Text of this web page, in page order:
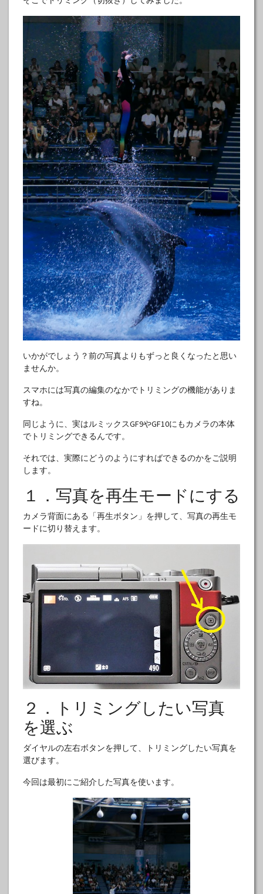
いかがでしょう？前の写真よりもずっと良くなったと思い
ませんか。
スマホには写真の編集のなかでトリミングの機能がありま
すね。
同じように、実はルミックスGF9やGF10にもカメラの本体
でトリミングできるんです。
それでは、実際にどうのようにすればできるのかをご説明
します。
１．写真を再生モードにする
カメラ背面にある「再生ボタン」を押して、写真の再生モ
ードに切り替えます。
２．トリミングしたい写真
を選ぶ
ダイヤルの左右ボタンを押して、トリミングしたい写真を
選びます。
今回は最初にご紹介した写真を使います。